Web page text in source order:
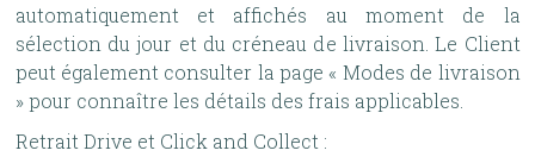
automatiquement et affichés au moment de la
sélection du jour et du créneau de livraison. Le Client
peut également consulter la page « Modes de livraison
» pour connaître les détails des frais applicables.
Retrait Drive et Click and Collect :